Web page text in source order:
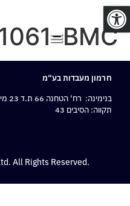
פתח סרגל נגישות
BMC
חרמון מעבדות בע“מ
בנימינה: רח‘ הטחנה 66 ת.ד 23 מיקוד 3055001,
תקווה: הסיבים 43
All Rights Reserved.